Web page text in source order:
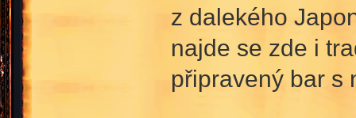
z dalekého
najde se zde i
připravený bar s